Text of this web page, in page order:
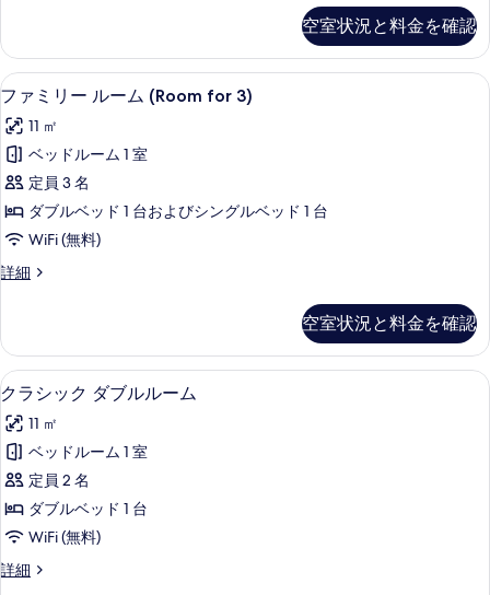
写
真
を
表
示
す
る
詳
細
空室状況と料金を確認
フ
ァ
ミ
リ
ー
ル
ム
for
3)
の
す
べ
て
の
写
真
ファミリー ルーム (Room for 3) | セ
15
ファミリー ルーム (Room for 3)
11 ㎡
ベッドルーム 1 室
定員 3 名
ダブルベッド 1 台およびシングルベッド 1 台
WiFi (無料)
詳細
フ
ー
ル
ー
(Room
for
3)
の
詳
細
空室状況と料金を確認
ク
ラ
シ
ッ
ク
ダ
ル
クラシック ダブルルーム | セーフテ
10
クラシック ダブルルーム
11 ㎡
ベッドルーム 1 室
定員 2 名
ダブルベッド 1 台
WiFi (無料)
詳細
ク